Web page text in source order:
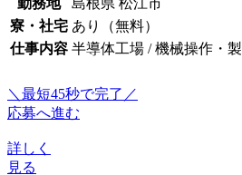
寮・社宅 あり（無料）
仕事内容 半導体工場 / 機械操作・
＼最短45秒で完了／
応募へ進む
詳しく
見る